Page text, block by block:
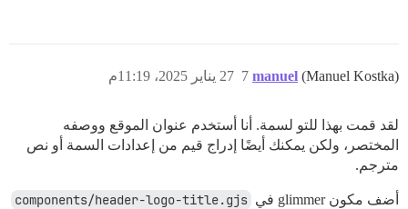
manuel (Manuel Kostka) 27 يناير 2025، 11:19م 7
لقد قمت بهذا للتو لسمة. أنا أستخدم عنوان الموقع ووصفه
المختصر، ولكن يمكنك أيضًا إدراج قيم من إعدادات السمة أو نص
مترجم.
أضف مكون glimmer في components/header-logo-title.gjs